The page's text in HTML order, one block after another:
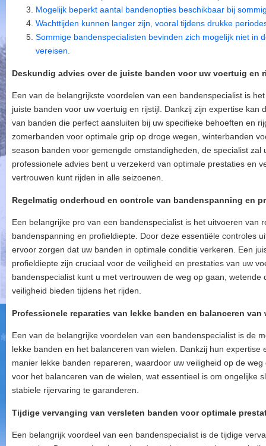
Mogelijk beperkt aantal bandenopties beschikbaar bij
Wachttijden kunnen langer zijn, vooral tijdens drukke
Sommige bandenspecialisten bevinden zich mogelijk niet in
vereisen.
Deskundig advies over de juiste banden voor uw voertuig en
Een van de belangrijkste voordelen van een bandenspecialist is
juiste banden voor uw voertuig en rijstijl. Dankzij zijn expertise kan
van banden die perfect aansluiten bij uw specifieke behoeften en
zomerbanden voor optimale grip op droge wegen, winterbanden
season banden voor gemengde omstandigheden, de specialist
professionele advies bent u verzekerd van optimale prestaties en
vertrouwen kunt rijden in alle seizoenen.
Regelmatig onderhoud en controle van bandenspanning en
Een belangrijke pro van een bandenspecialist is het uitvoeren van
bandenspanning en profieldiepte. Door deze essentiële controles
ervoor zorgen dat uw banden in optimale conditie verkeren. Een
profieldiepte zijn cruciaal voor de veiligheid en prestaties van uw
bandenspecialist kunt u met vertrouwen de weg op gaan,
veiligheid bieden tijdens het rijden.
Professionele reparaties van lekke banden en balanceren van
Een van de belangrijke voordelen van een bandenspecialist is de
lekke banden en het balanceren van wielen. Dankzij hun
manier lekke banden repareren, waardoor uw veiligheid op de
voor het balanceren van de wielen, wat essentieel is om ongelijke
stabiele rijervaring te garanderen.
Tijdige vervanging van versleten banden voor optimale
Een belangrijk voordeel van een bandenspecialist is de tijdige